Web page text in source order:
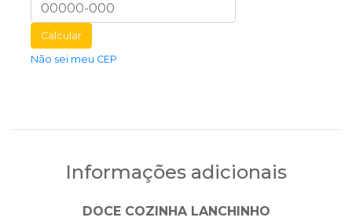
Calcular
Não sei meu CEP
Informações adicionais
DOCE COZINHA LANCHINHO